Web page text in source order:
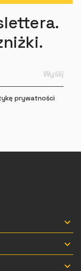
prywatności


